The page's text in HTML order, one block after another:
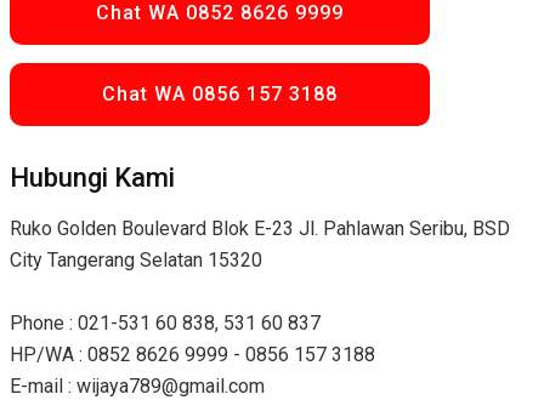
Chat WA 0852 8626 9999
Chat WA 0856 157 3188
Hubungi Kami
Ruko Golden Boulevard Blok E-23 Jl. Pahlawan Seribu, BSD
City Tangerang Selatan 15320
Phone : 021-531 60 838, 531 60 837
HP/WA : 0852 8626 9999 - 0856 157 3188
E-mail : wijaya789@gmail.com